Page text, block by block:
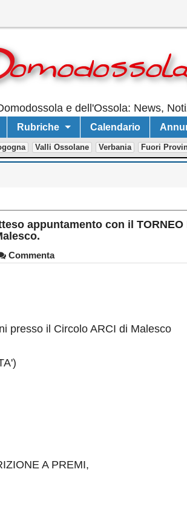
e dell'Ossola: News,
Rubriche Calendario
Valli Ossolane Verbania Fuori
appuntamento con il TORNEO
Commenta
presso il Circolo ARCI di Malesco
A PREMI,